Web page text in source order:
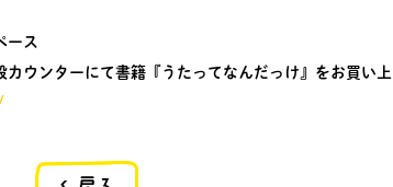
ース
ウンターにて書籍『うたってなんだっけ』をお買い上